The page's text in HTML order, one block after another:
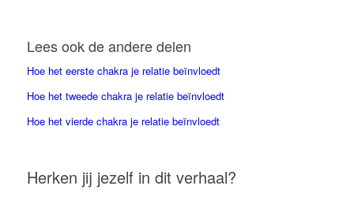
Lees ook de andere delen
Hoe het eerste chakra je relatie beïnvloedt
Hoe het tweede chakra je relatie beïnvloedt
Hoe het vierde chakra je relatie beïnvloedt
Herken jij jezelf in dit verhaal?